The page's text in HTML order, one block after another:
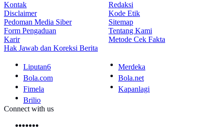
Kontak
Redaksi
Disclaimer
Kode Etik
Pedoman Media Siber
Sitemap
Form Pengaduan
Tentang Kami
Karir
Metode Cek Fakta
Hak Jawab dan Koreksi Berita
Liputan6
Merdeka
Bola.com
Bola.net
Fimela
Kapanlagi
Brilio
Connect with us